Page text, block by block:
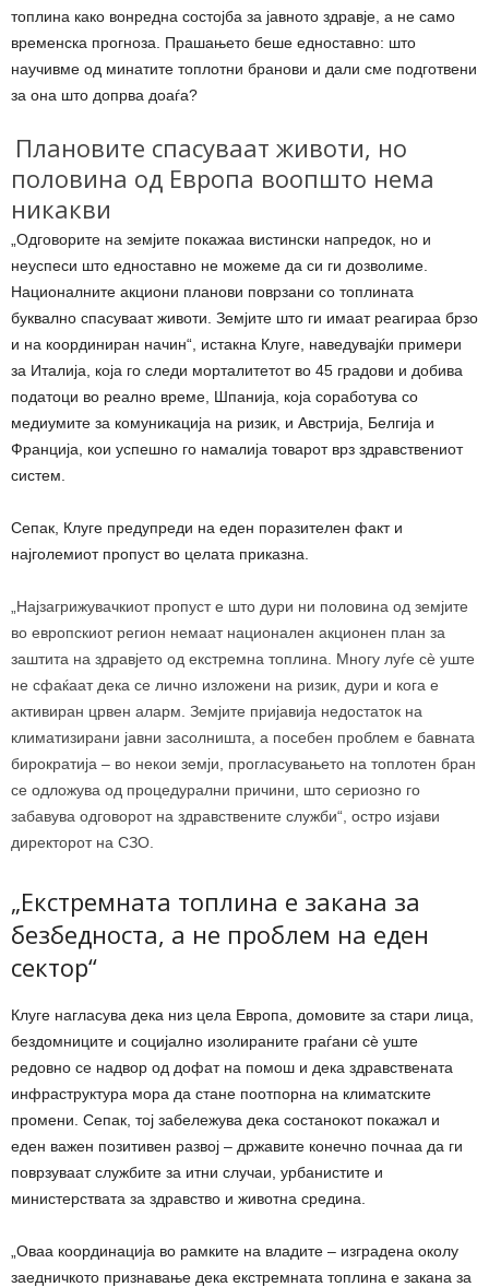
топлина како вонредна состојба за јавното здравје, а не само
временска прогноза. Прашањето беше едноставно: што
научивме од минатите топлотни бранови и дали сме подготвени
за она што допрва доаѓа?
Плановите спасуваат животи, но
половина од Европа воопшто нема
никакви
„Одговорите на земјите покажаа вистински напредок, но и
неуспеси што едноставно не можеме да си ги дозволиме.
Националните акциони планови поврзани со топлината
буквално спасуваат животи. Земјите што ги имаат реагираа брзо
и на координиран начин“, истакна Клуге, наведувајќи примери
за Италија, која го следи морталитетот во 45 градови и добива
податоци во реално време, Шпанија, која соработува со
медиумите за комуникација на ризик, и Австрија, Белгија и
Франција, кои успешно го намалија товарот врз здравствениот
систем.
Сепак, Клуге предупреди на еден поразителен факт и
најголемиот пропуст во целата приказна.
„Најзагрижувачкиот пропуст е што дури ни половина од земјите
во европскиот регион немаат национален акционен план за
заштита на здравјето од екстремна топлина. Многу луѓе сè уште
не сфаќаат дека се лично изложени на ризик, дури и кога е
активиран црвен аларм. Земјите пријавија недостаток на
климатизирани јавни засолништа, а посебен проблем е бавната
бирократија – во некои земји, прогласувањето на топлотен бран
се одложува од процедурални причини, што сериозно го
забавува одговорот на здравствените служби“, остро изјави
директорот на СЗО.
„Екстремната топлина е закана за
безбедноста, а не проблем на еден
сектор“
Клуге нагласува дека низ цела Европа, домовите за стари лица,
бездомниците и социјално изолираните граѓани сè уште
редовно се надвор од дофат на помош и дека здравствената
инфраструктура мора да стане поотпорна на климатските
промени. Сепак, тој забележува дека состанокот покажал и
еден важен позитивен развој – државите конечно почнаа да ги
поврзуваат службите за итни случаи, урбанистите и
министерствата за здравство и животна средина.
„Оваа координација во рамките на владите – изградена околу
заедничкото признавање дека екстремната топлина е закана за